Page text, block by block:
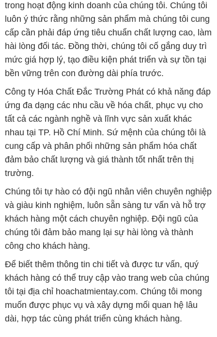
trong hoạt động kinh doanh của chúng tôi. Chúng tôi
luôn ý thức rằng những sản phẩm mà chúng tôi cung
cấp cần phải đáp ứng tiêu chuẩn chất lượng cao, làm
hài lòng đối tác. Đồng thời, chúng tôi cố gắng duy trì
mức giá hợp lý, tạo điều kiện phát triển và sự tồn tại
bền vững trên con đường dài phía trước.
Công ty Hóa Chất Đắc Trường Phát có khả năng đáp
ứng đa dạng các nhu cầu về hóa chất, phục vụ cho
tất cả các ngành nghề và lĩnh vực sản xuất khác
nhau tại TP. Hồ Chí Minh. Sứ mệnh của chúng tôi là
cung cấp và phân phối những sản phẩm hóa chất
đảm bảo chất lượng và giá thành tốt nhất trên thị
trường.
Chúng tôi tự hào có đội ngũ nhân viên chuyên nghiệp
và giàu kinh nghiệm, luôn sẵn sàng tư vấn và hỗ trợ
khách hàng một cách chuyên nghiệp. Đội ngũ của
chúng tôi đảm bảo mang lại sự hài lòng và thành
công cho khách hàng.
Để biết thêm thông tin chi tiết và được tư vấn, quý
khách hàng có thể truy cập vào trang web của chúng
tôi tại địa chỉ hoachatmientay.com. Chúng tôi mong
muốn được phục vụ và xây dựng mối quan hệ lâu
dài, hợp tác cùng phát triển cùng khách hàng.